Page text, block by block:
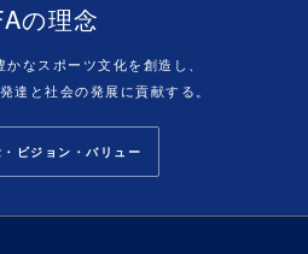
の理念
なスポーツ文化を創造し、
達と社会の発展に貢献する。
ビジョン・バリュー